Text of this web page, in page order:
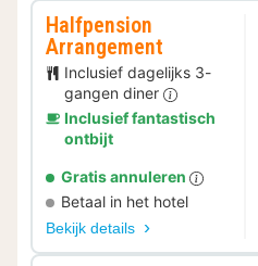
Halfpension
Arrangement
Inclusief dagelijks 3-
gangen diner
Inclusief fantastisch
ontbijt
Gratis annuleren
Betaal in het hotel
Bekijk details